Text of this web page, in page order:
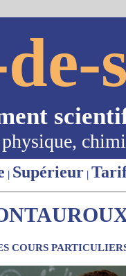
| Supérieur |
COURS